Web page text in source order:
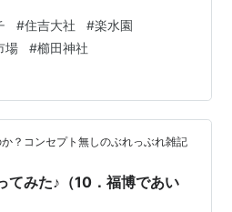
ますよね♪ さてさて、残念なが
ましたのでさほど時間もあり
今回、17回に渡って挙げさせ
線も多く）なんせ、長
なので、ご好評につき、…
#住吉大社 #楽水園
場 #櫛田神社
？コンセプト無しのぶれっぶれ雑記
てみた♪（10．福博であい